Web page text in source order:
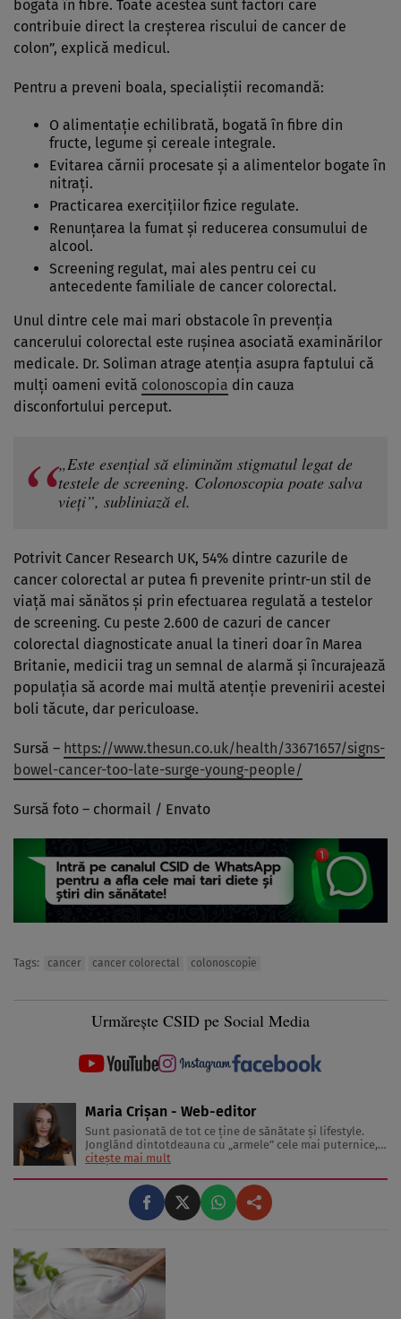
bogată în fibre. Toate acestea sunt factori care
contribuie direct la creșterea riscului de cancer de
colon”, explică medicul.
Pentru a preveni boala, specialiștii recomandă:
O alimentație echilibrată, bogată în fibre din
fructe, legume și cereale integrale.
Evitarea cărnii procesate și a alimentelor bogate în
nitrați.
Practicarea exercițiilor fizice regulate.
Renunțarea la fumat și reducerea consumului de
alcool.
Screening regulat, mai ales pentru cei cu
antecedente familiale de cancer colorectal.
Unul dintre cele mai mari obstacole în prevenția
cancerului colorectal este rușinea asociată examinărilor
medicale. Dr. Soliman atrage atenția asupra faptului că
mulți oameni evită colonoscopia din cauza
disconfortului perceput.
„Este esențial să eliminăm stigmatul legat de
testele de screening. Colonoscopia poate salva
vieți”, subliniază el.
Potrivit Cancer Research UK, 54% dintre cazurile de
cancer colorectal ar putea fi prevenite printr-un stil de
viață mai sănătos și prin efectuarea regulată a testelor
de screening. Cu peste 2.600 de cazuri de cancer
colorectal diagnosticate anual la tineri doar în Marea
Britanie, medicii trag un semnal de alarmă și încurajează
populația să acorde mai multă atenție prevenirii acestei
boli tăcute, dar periculoase.
Sursă – https://www.thesun.co.uk/health/33671657/signs-
bowel-cancer-too-late-surge-young-people/
Sursă foto – chormail / Envato
Tags: cancer cancer colorectal colonoscopie
Urmărește CSID pe Social Media
Maria Crișan - Web-editor
Sunt pasionată de tot ce ține de sănătate și lifestyle.
Jonglând dintotdeauna cu „armele” cele mai puternice,
cuvintele, îmi place să împărtășesc cu cititorii diverse
sănătos și frumos. Lucrez în jurnalism de 3 ani, ...
citește mai mult